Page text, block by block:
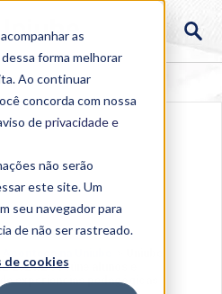
as
forma melhorar
Ao continuar
concorda com nossa
deprivacidade e
não serão
este site. Um
seu navegador para
de não ser rastreado.
de cookies
2024.2 e reúne alunos e
experiencias pedagógicas